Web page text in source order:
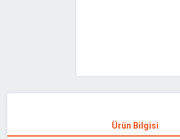
Ürün Bilgisi